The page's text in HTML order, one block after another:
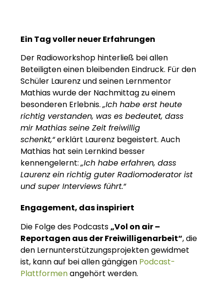
Ein Tag voller neuer Erfahrungen
Der Radioworkshop hinterließ bei allen
Beteiligten einen bleibenden Eindruck. Für den
Schüler Laurenz und seinen Lernmentor
Mathias wurde der Nachmittag zu einem
besonderen Erlebnis.„Ich habe erst heute
richtig verstanden, was es bedeutet, dass
mir Mathias seine Zeit freiwillig
schenkt,“erklärt Laurenz begeistert. Auch
Mathias hat sein Lernkind besser
kennengelernt:„Ich habe erfahren, dass
Laurenz ein richtig guter Radiomoderator ist
und super Interviews führt.“
Engagement, das inspiriert
Die Folge des Podcasts„Vol on air –
Reportagen aus der Freiwilligenarbeit“, die
den Lernunterstützungsprojekten gewidmet
ist, kann auf bei allen gängigen Podcast-
Plattformenangehört werden.